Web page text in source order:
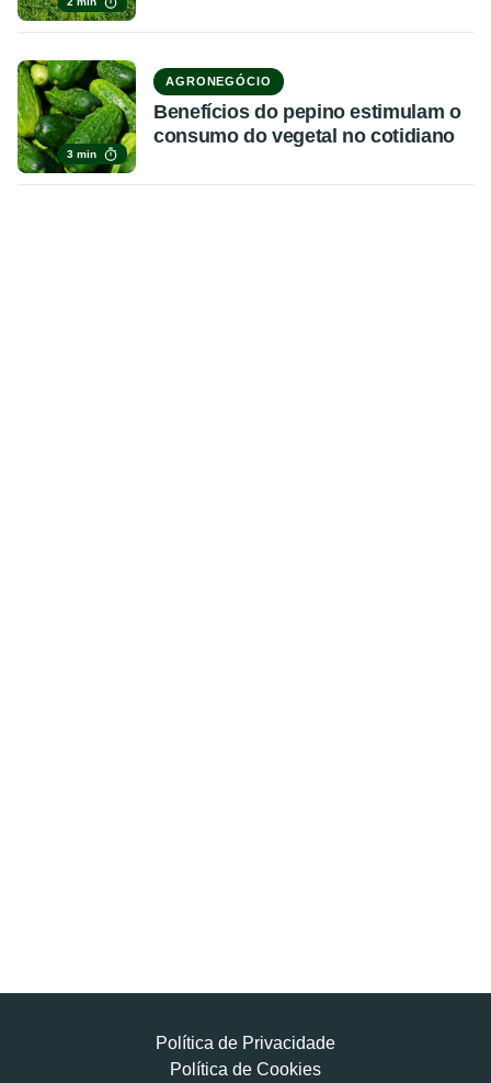
3 min
AGRONEGÓCIO
Benefícios do pepino estimulam o
consumo do vegetal no cotidiano
Política de Privacidade
Política de Cookies